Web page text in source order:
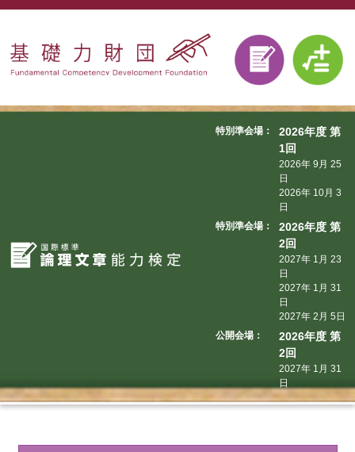
特別準会場：
2026年度 第
1回
2026年 9月 25
日
2026年 10月 3
日
特別準会場：
2026年度 第
2回
2027年 1月 23
日
2027年 1月 31
日
2027年 2月 5日
公開会場：
2026年度 第
2回
2027年 1月 31
日